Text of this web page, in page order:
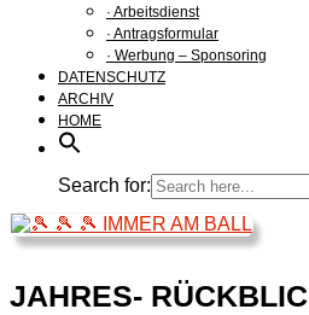
· Arbeitsdienst
· Antragsformular
· Werbung – Sponsoring
DATENSCHUTZ
ARCHIV
HOME
Search for:
JAHRES-